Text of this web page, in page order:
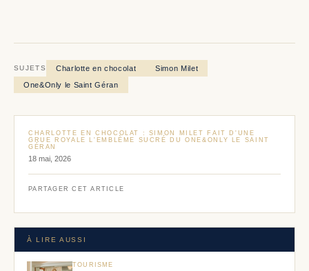
SUJETS Charlotte en chocolat
Simon Milet
One&Only le Saint Géran
CHARLOTTE EN CHOCOLAT : SIMON MILET FAIT D'UNE
GRUE ROYALE L'EMBLÈME SUCRÉ DU ONE&ONLY LE SAINT
GÉRAN
18 mai, 2026
PARTAGER CET ARTICLE
À LIRE AUSSI
TOURISME